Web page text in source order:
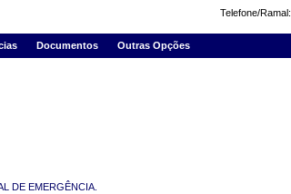
Telefone/Ramal:
Documentos Outras Opções
DE EMERGÊNCIA.